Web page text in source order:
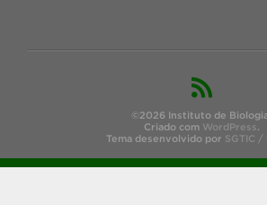
©2026 Instituto de
Criado com WordPress.
Tema desenvolvido por SGTIC /